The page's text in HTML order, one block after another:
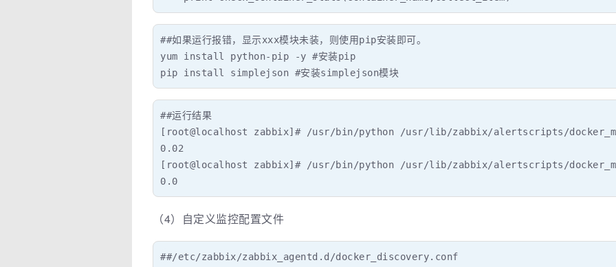
##如果运行报错，显示xxx模块未装，则使用pip安装即可。
yum install python-pip -y #安装pip
pip install simplejson #安装simplejson模块
##运行结果
[root@localhost zabbix]# /usr/bin/python /usr/lib/zabbix/alertscripts/
0.02
[root@localhost zabbix]# /usr/bin/python /usr/lib/zabbix/alertscripts/
0.0
（4）自定义监控配置文件
##/etc/zabbix/zabbix_agentd.d/docker_discovery.conf